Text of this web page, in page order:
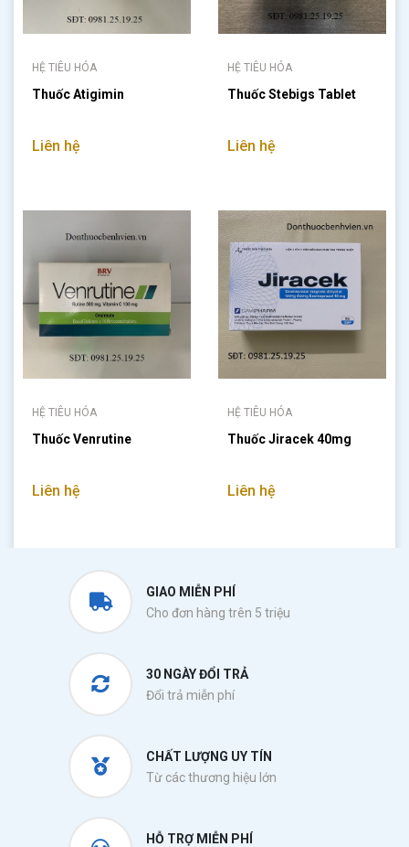
HỆ TIÊU HÓA
Thuốc Atigimin
Liên hệ
HỆ TIÊU HÓA
Thuốc Stebigs Tablet
Liên hệ
HỆ TIÊU HÓA
Thuốc Venrutine
Liên hệ
HỆ TIÊU HÓA
Thuốc Jiracek 40mg
Liên hệ
GIAO MIỄN PHÍ
Cho đơn hàng trên 5 triệu
30 NGÀY ĐỔI TRẢ
Đổi trả miễn phí
CHẤT LƯỢNG UY TÍN
Từ các thương hiệu lớn
HỖ TRỢ MIỄN PHÍ